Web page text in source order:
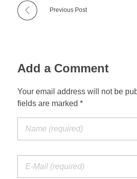
Previous Post
Add a Comment
Your email address will not be
fields are marked *